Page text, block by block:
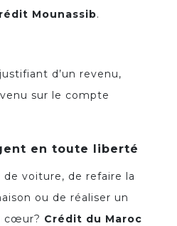
Mounassib.
d’un revenu,
sur le compte
en toute liberté
voiture, de refaire la
ou de réaliser un
cœur? Crédit du Maroc